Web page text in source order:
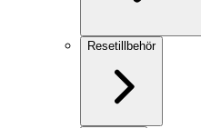
Resetillbehör